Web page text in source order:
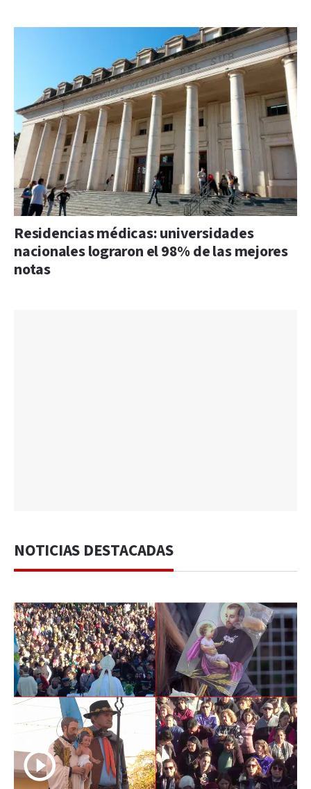
Residencias médicas: universidades
nacionales lograron el 98% de las mejores
notas
NOTICIAS DESTACADAS